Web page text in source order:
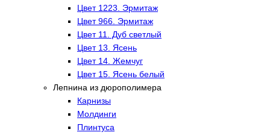
Цвет 1223. Эрмитаж
Цвет 966. Эрмитаж
Цвет 11. Дуб светлый
Цвет 13. Ясень
Цвет 14. Жемчуг
Цвет 15. Ясень белый
Лепнина из дюрополимера
Карнизы
Молдинги
Плинтуса